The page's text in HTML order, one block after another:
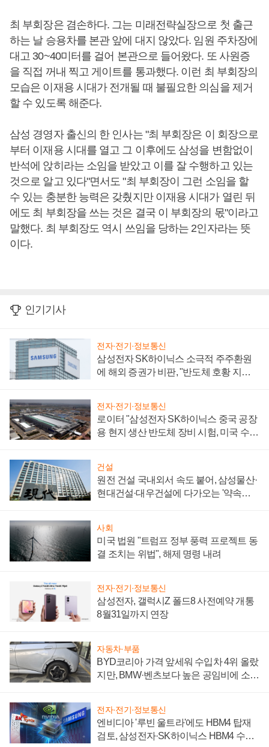
최 부회장은 겸손하다. 그는 미래전략실장으로 첫 출근
하는 날 승용차를 본관 앞에 대지 않았다. 임원 주차장에
대고 30~40미터를 걸어 본관으로 들어왔다. 또 사원증
을 직접 꺼내 찍고 게이트를 통과했다. 이런 최 부회장의
모습은 이재용 시대가 전개될 때 불필요한 의심을 제거
할 수 있도록 해준다.
삼성 경영자 출신의 한 인사는 "최 부회장은 이 회장으로
부터 이재용 시대를 열고 그 이후에도 삼성을 변함없이
반석에 앉히라는 소임을 받았고 이를 잘 수행하고 있는
것으로 알고 있다"면서도 "최 부회장이 그런 소임을 할
수 있는 충분한 능력은 갖췄지만 이재용 시대가 열린 뒤
에도 최 부회장을 쓰는 것은 결국 이 부회장의 몫"이라고
말했다. 최 부회장도 역시 쓰임을 당하는 2인자라는 뜻
이다.
인기기사
전자·전기·정보통신
삼성전자 SK하이닉스 소극적 주주환원
에 해외 증권가 비판, "반도체 호황 지속
전자·전기·정보통신
로이터 "삼성전자 SK하이닉스 중국 공장
용 현지 생산 반도체 장비 시험, 미국 수출
건설
원전 건설 국내외서 속도 붙어, 삼성물산·
현대건설·대우건설에 다가오는 '약속의
사회
미국 법원 "트럼프 정부 풍력 프로젝트 동
결 조치는 위법", 해제 명령 내려
전자·전기·정보통신
삼성전자, 갤럭시Z 폴드8 사전예약 개통
8월31일까지 연장
자동차·부품
BYD코리아 가격 앞세워 수입차 4위 올랐
지만, BMW·벤츠보다 높은 공임비에 소비
전자·전기·정보통신
엔비디아 '루빈 울트라'에도 HBM4 탑재
검토, 삼성전자·SK하이닉스 HBM4 수율